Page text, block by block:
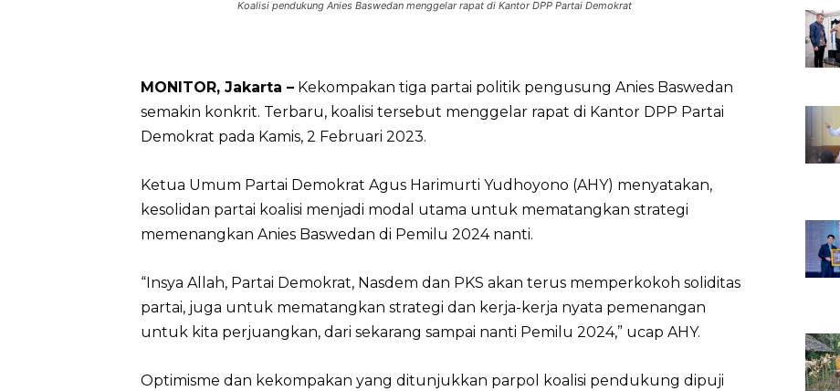
Koalisi pendukung Anies Baswedan menggelar rapat di Kantor DPP Partai Demokrat
MONITOR, Jakarta – Kekompakan tiga partai politik pengusung Anies Baswedan
semakin konkrit. Terbaru, koalisi tersebut menggelar rapat di Kantor DPP Partai
Demokrat pada Kamis, 2 Februari 2023.
Ketua Umum Partai Demokrat Agus Harimurti Yudhoyono (AHY) menyatakan,
kesolidan partai koalisi menjadi modal utama untuk mematangkan strategi
memenangkan Anies Baswedan di Pemilu 2024 nanti.
“Insya Allah, Partai Demokrat, Nasdem dan PKS akan terus memperkokoh soliditas
partai, juga untuk mematangkan strategi dan kerja-kerja nyata pemenangan
untuk kita perjuangkan, dari sekarang sampai nanti Pemilu 2024,” ucap AHY.
Optimisme dan kekompakan yang ditunjukkan parpol koalisi pendukung dipuji